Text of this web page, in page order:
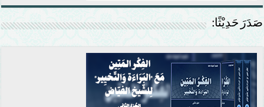
صَدَرَ حَدِيْثًا: